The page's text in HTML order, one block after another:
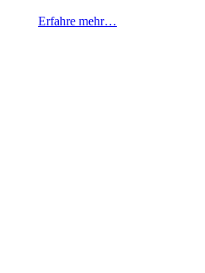
Erfahre mehr…